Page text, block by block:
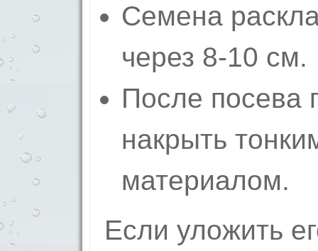
Семена
через 8-10 см.
После посева
накрыть
материалом.
Если уложить